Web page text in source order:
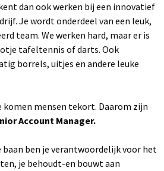
dan ook werken bij een innovatief
Je wordt onderdeel van een leuk,
team. We werken hard, maar er is
tafeltennis of darts. Ook
borrels, uitjes en andere leuke
komen mensen tekort. Daarom zijn
Account Manager.
baan ben je verantwoordelijk voor het
je behoudt-en bouwt aan